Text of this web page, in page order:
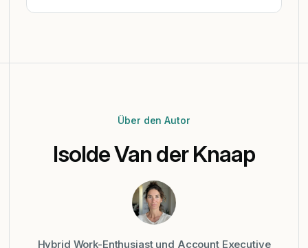
Über den Autor
Isolde Van der Knaap
Hybrid Work-Enthusiast und Account Executive